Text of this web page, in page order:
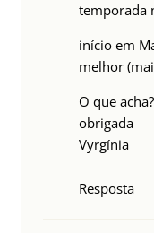
temporada
início em
melhor
O que acha?
obrigada
Vyrgínia
Resposta